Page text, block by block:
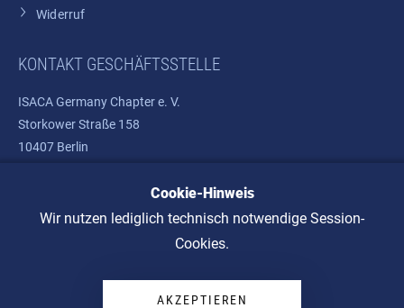
Widerruf
KONTAKT GESCHÄFTSSTELLE
ISACA Germany Chapter e. V.
Storkower Straße 158
10407 Berlin
Telefon: +49 30 37580810
E-Mail:info@isaca.de
Cookie-Hinweis
Wir nutzen lediglich technisch notwendige Session-
Cookies.
AKZEPTIEREN